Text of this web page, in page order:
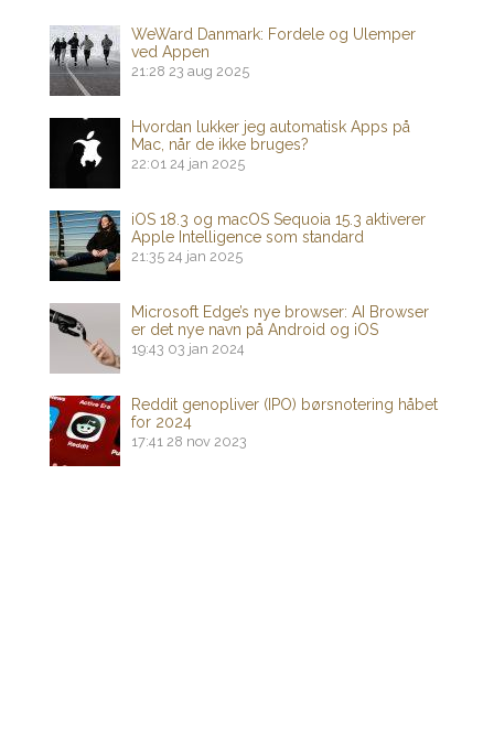
WeWard Danmark: Fordele og Ulemper
ved Appen
21:28 23 aug 2025
Hvordan lukker jeg automatisk Apps på
Mac, når de ikke bruges?
22:01 24 jan 2025
iOS 18.3 og macOS Sequoia 15.3 aktiverer
Apple Intelligence som standard
21:35 24 jan 2025
Microsoft Edge’s nye browser: AI Browser
er det nye navn på Android og iOS
19:43 03 jan 2024
Reddit genopliver (IPO) børsnotering håbet
for 2024
17:41 28 nov 2023